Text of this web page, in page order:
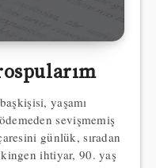
yaşamı
sevişmemiş
günlük, sıradan
ihtiyar, 90. yaş